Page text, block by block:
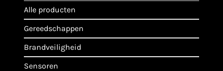
alle producten
gereedschappen
brandveiligheid
sensoren